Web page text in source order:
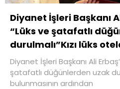
Diyanet İşleri Başkanı
“Lüks ve şatafatlı
durulmalı”Kızı lüks
Diyanet İşleri Başkanı Ali
şatafatlı düğünlerden uzak
bulunmasının ardından